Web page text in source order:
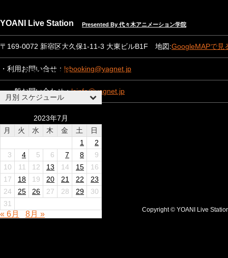
CONTACT
ABOUT US
月別 スケジュール
2023年7月
月
火 水 木 金 土
日
1
2
3
4 5 6 7 8
9
10
11 12 13 14 15
16
17
18 19 20 21 22
23
24
25 26 27 28 29
30
31
« 6月 8月 »
YOANI Live Station Presented By 代々木アニメーション学院
〒169-0072 新宿区大久保1-11-3 大東ビルB1F 地図:GoogleMAPで見
・利用お問い合せ： lsbooking@yagnet.jp
・一般お問い合わせ：lsinfo@yagnet.jp
Copyright © YOANI Live